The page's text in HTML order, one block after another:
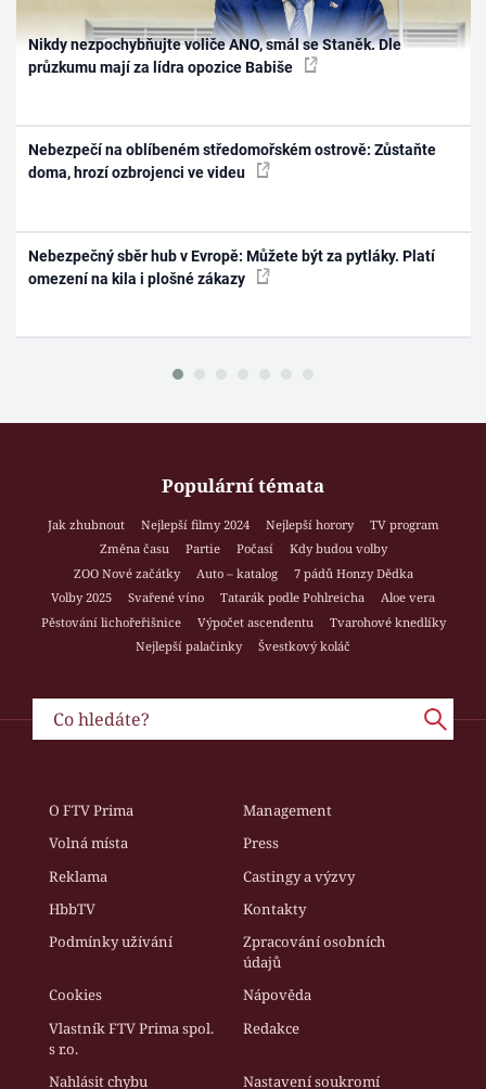
Nikdy nezpochybňujte voliče ANO, smál se Staněk. Dle
průzkumu mají za lídra opozice Babiše
Nebezpečí na oblíbeném středomořském ostrově: Zůstaňte
doma, hrozí ozbrojenci ve videu
Nebezpečný sběr hub v Evropě: Můžete být za pytláky. Platí
omezení na kila i plošné zákazy
Populární témata
Jak zhubnout Nejlepší filmy 2024 Nejlepší horory
TV program
Změna času
Partie Počasí
Kdy budou volby
ZOO Nové začátky
Auto – katalog
7 pádů Honzy Dědka
Volby 2025
Svařené víno Tatarák podle Pohlreicha
Aloe vera
Pěstování lichořeřišnice
Výpočet ascendentu
Tvarohové knedlíky
Nejlepší palačinky
Švestkový koláč
O FTV Prima
Management
Volná místa
Press
Reklama
Castingy a výzvy
HbbTV
Kontakty
Podmínky užívání
Zpracování osobních
údajů
Cookies
Nápověda
Vlastník FTV Prima spol.
s r.o.
Redakce
Nahlásit chybu Nastavení soukromí